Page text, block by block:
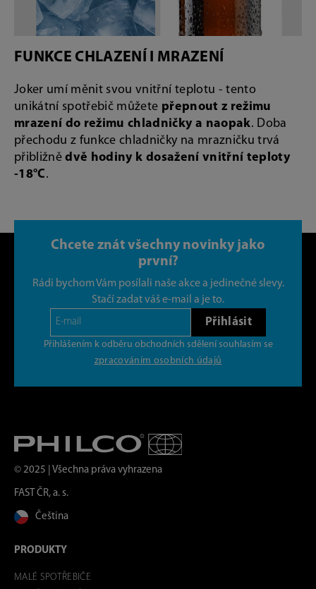
FUNKCE CHLAZENÍ I MRAZENÍ
Joker umí měnit svou vnitřní teplotu - tento
unikátní spotřebič můžete přepnout z režimu
mrazení do režimu chladničky a naopak. Doba
přechodu z funkce chladničky na mrazničku trvá
přibližnědvě hodiny k dosažení vnitřní teploty
-18°C.
Chcete znát všechny novinky jako
první?
Rádi bychom Vám posílali naše akce a jedinečné slevy.
Stačí zadat váš e-mail a je to.
Přihlásit
Přihlášením k odběru obchodních sdělení souhlasím se
zpracováním osobních údajů
© 2025 | Všechna práva vyhrazena
FAST ČR, a. s.
Čeština
PRODUKTY
MALÉ SPOTŘEBIČE